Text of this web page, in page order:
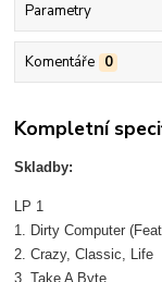
Parametry
Komentáře 0
Kompletní
Skladby:
LP 1
1. Dirty Computer
2. Crazy, Classic, Life
3. Take A Byte